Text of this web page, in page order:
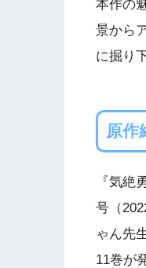
本作の
景から
に掘り
原作
『気絶
号（
ゃん先
11巻が